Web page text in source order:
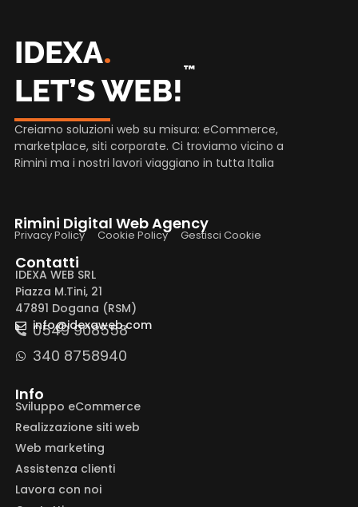
IDEXA.
LET’S WEB!
™
Creiamo soluzioni web su misura: eCommerce,
marketplace, siti corporate. Ci troviamo vicino a
Rimini ma i nostri lavori viaggiano in tutta Italia
Rimini Digital Web Agency
Privacy Policy Cookie Policy Gestisci Cookie
Contatti
IDEXA WEB SRL
Piazza M.Tini, 21
47891 Dogana (RSM)
info@idexaweb.com
0549 908558
340 8758940
Info
Sviluppo eCommerce
Realizzazione siti web
Web marketing
Assistenza clienti
Lavora con noi